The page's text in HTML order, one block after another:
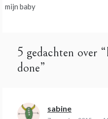
navigatie
mijn baby
5 gedachten over “
done”
sabine